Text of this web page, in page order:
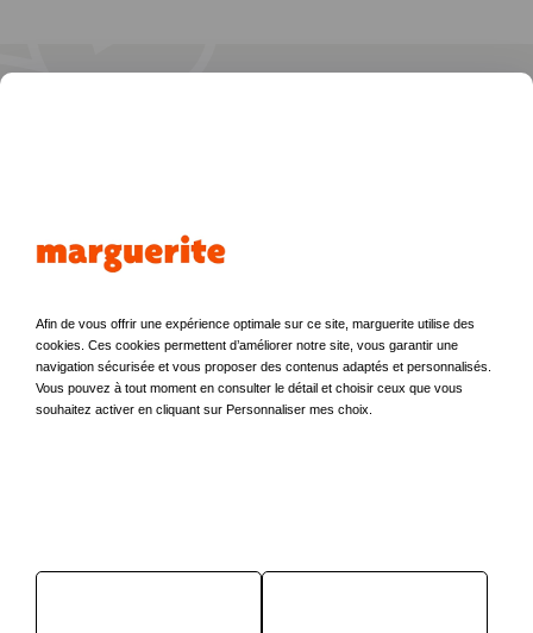
Plus loin avec marguerite
A propos de marguerite
Avantages Partenaires
Votez pour une station
La presse en parle
Nous contacter
Afin de vous offrir une expérience optimale sur ce site, marguerite utilise des
cookies. Ces cookies permettent d’améliorer notre site, vous garantir une
navigation sécurisée et vous proposer des contenus adaptés et personnalisés.
Vous pouvez à tout moment en consulter le détail et choisir ceux que vous
souhaitez activer en cliquant sur Personnaliser mes choix.